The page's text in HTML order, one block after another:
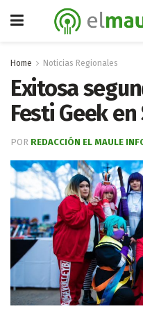
Home Noticias Regionales
Exitosa
Festi Geek en
POR REDACCIÓN EL MAULE